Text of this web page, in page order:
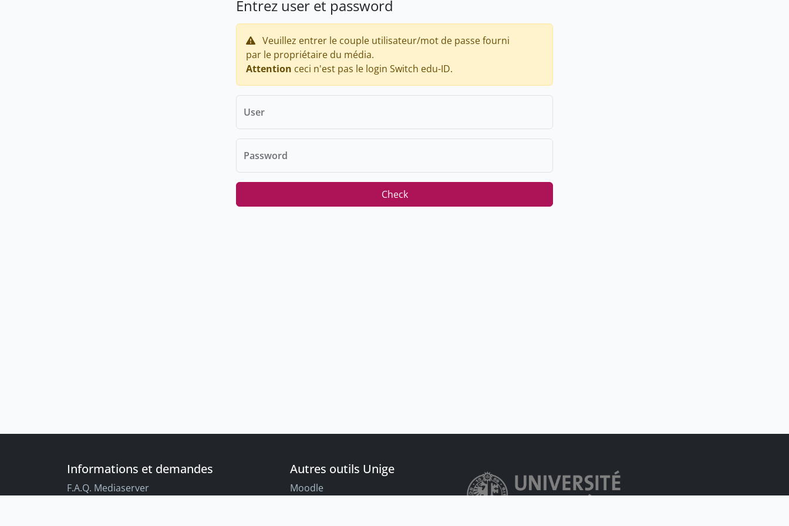
Entrez user et password
Veuillez entrer le couple utilisateur/mot de passe fourni
par le propriétaire du média.
Attention ceci n'est pas le login Switch edu-ID.
User
Password
Check
Informations et demandes
F.A.Q. Mediaserver
Autres outils Unige
Moodle